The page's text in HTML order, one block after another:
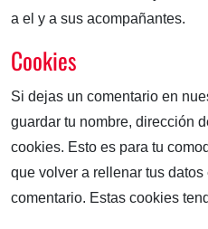
a el y a sus acompañantes.
Cookies
Si dejas un comentario en
guardar tu nombre, dirección
cookies. Esto es para tu
que volver a rellenar tus
comentario. Estas cookies